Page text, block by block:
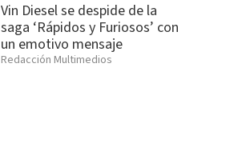
Vin Diesel se despide de la
saga ‘Rápidos y Furiosos’ con
un emotivo mensaje
Redacción Multimedios